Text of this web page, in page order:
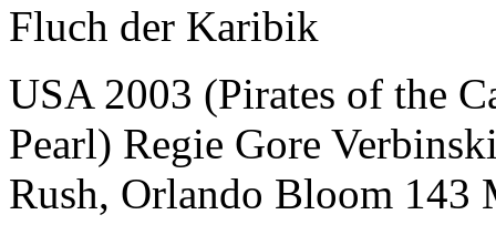
Fluch der Karibik
USA 2003 (Pirates of the
Pearl) Regie Gore
Rush, Orlando Bloom 143